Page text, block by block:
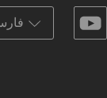
on
soundcloud
youtube